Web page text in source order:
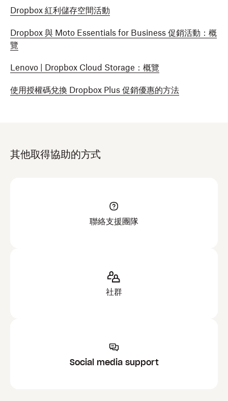
Dropbox 紅利儲存空間活動
Dropbox 與 Moto Essentials for Business 促銷活動：概
覽
Lenovo | Dropbox Cloud Storage：概覽
使用授權碼兌換 Dropbox Plus 促銷優惠的方法
其他取得協助的方式
聯絡支援團隊
社群
Social media support